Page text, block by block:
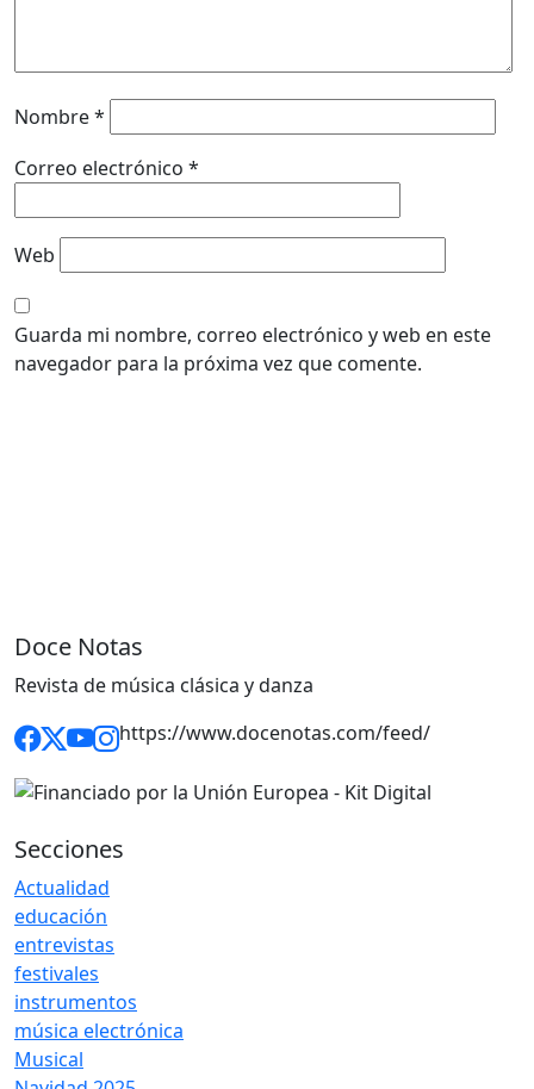
Nombre*
Correo electrónico *
Web
Guarda mi nombre, correo electrónico y web en este
navegador para la próxima vez que comente.
Doce Notas
Revista de música clásica y danza
https://www.docenotas.com/feed/
Secciones
Actualidad
educación
entrevistas
festivales
instrumentos
música electrónica
Musical